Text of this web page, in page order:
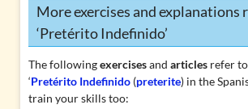
More exercises and explanations
‘Pretérito Indefinido’
The followingexercisesand articlesrefer
‘Pretérito Indefinido(preterite) in the
train your skills too: